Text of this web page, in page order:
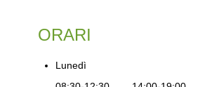
ORARI
Lunedì